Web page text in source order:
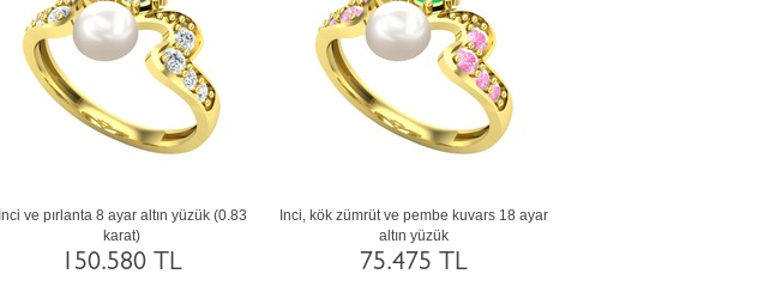
Inci ve pırlanta 8 ayar altın yüzük (0.83
karat)
150.580 TL
Inci, kök zümrüt ve pembe kuvars 18 ayar
altın yüzük
75.475 TL